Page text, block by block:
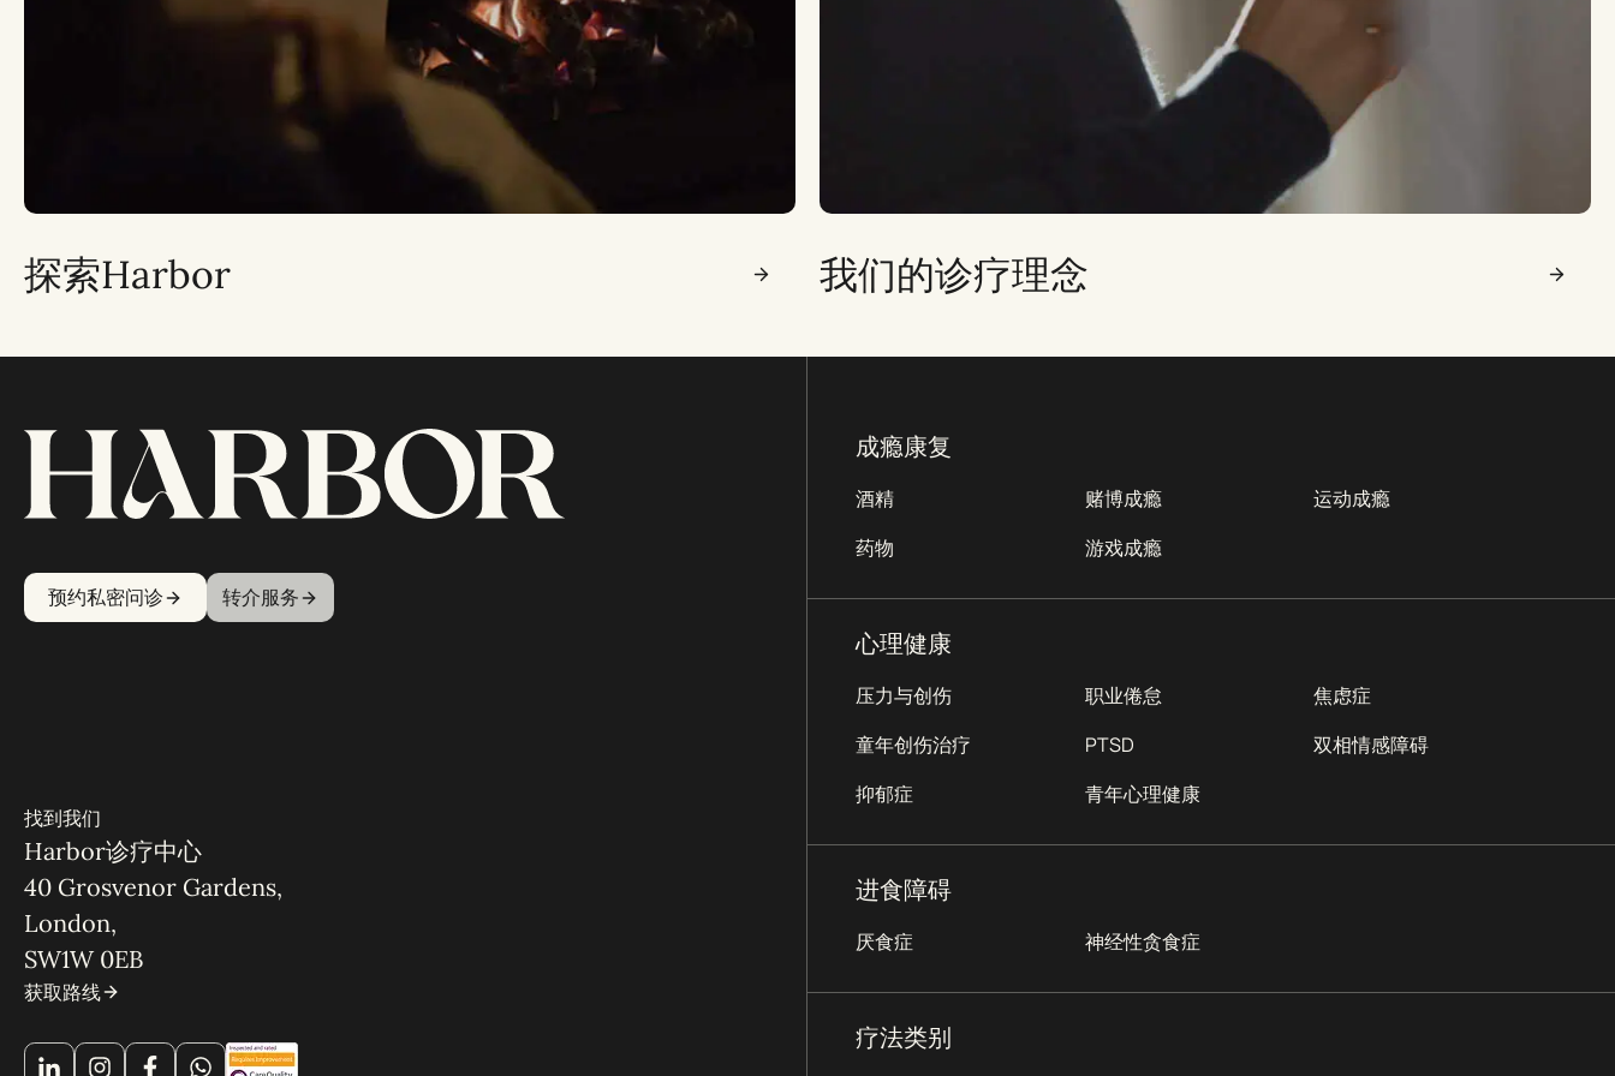
探索Harbor 我们的诊疗理念
预约私密问诊 转介服务
找到我们
Harbor诊疗中心
40 Grosvenor Gardens,
London,
SW1W 0EB
获取路线
成瘾康复
酒精 赌博成瘾
运动成瘾
药物
游戏成瘾
心理健康
压力与创伤 职业倦怠
焦虑症
童年创伤治疗
PTSD
双相情感障碍
抑郁症
青年心理健康
进食障碍
厌食症 神经性贪食症
疗法类别